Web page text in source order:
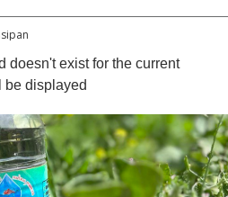
doesn't exist for the current
be displayed